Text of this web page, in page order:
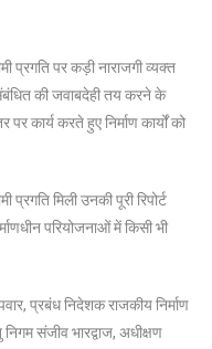
की
समीक्षा
बैठक,
बर्दाश्त
नहीं
प्रगति पर कड़ी नाराजगी व्यक्त
की जवाबदेही तय करने के
पर कार्य करते हुए निर्माण कार्यों को
प्रगति मिली उनकी पूरी रिपोर्ट
परियोजनाओं में किसी भी
प्रबंध निदेशक राजकीय निर्माण
संजीव भारद्वाज, अधीक्षण